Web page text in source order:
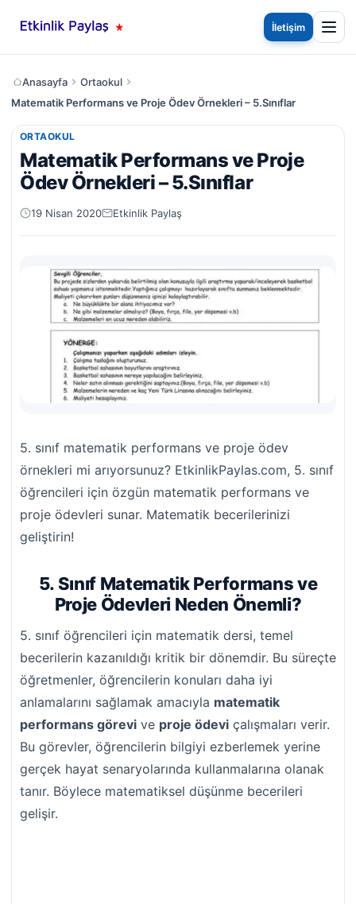
İletişim
Anasayfa
Ortaokul
Matematik Performans ve Proje Ödev Örnekleri – 5.Sınıflar
ORTAOKUL
Matematik Performans ve Proje
Ödev Örnekleri – 5.Sınıflar
19 Nisan 2020 Etkinlik Paylaş
5. sınıf matematik performans ve proje ödev
örnekleri mi arıyorsunuz? EtkinlikPaylas.com, 5. sınıf
öğrencileri için özgün matematik performans ve
proje ödevleri sunar. Matematik becerilerinizi
geliştirin!
5. Sınıf Matematik Performans ve
Proje Ödevleri Neden Önemli?
5. sınıf öğrencileri için matematik dersi, temel
becerilerin kazanıldığı kritik bir dönemdir. Bu süreçte
öğretmenler, öğrencilerin konuları daha iyi
anlamalarını sağlamak amacıyla matematik
performans görevi ve proje ödevi çalışmaları verir.
Bu görevler, öğrencilerin bilgiyi ezberlemek yerine
gerçek hayat senaryolarında kullanmalarına olanak
tanır. Böylece matematiksel düşünme becerileri
gelişir.